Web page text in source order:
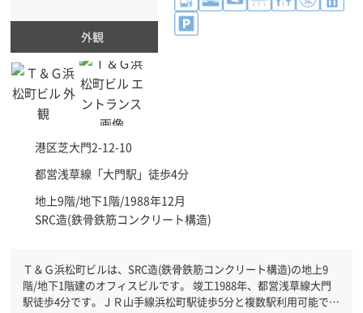
外観
港区芝大門2-12-10
都営浅草線「大門駅 」徒歩4分
地上9階/地下1階/1988年12月
SRC造(鉄骨鉄筋コンクリート構造)
Ｔ＆Ｇ浜松町ビルは、SRC造(鉄骨鉄筋コンクリート構造)の地上9
階/地下1階建のオフィスビルです。 竣工1988年、都営浅草線大門
駅徒歩4分です。ＪＲ山手線浜松町駅徒歩5分と複数駅利用可能で